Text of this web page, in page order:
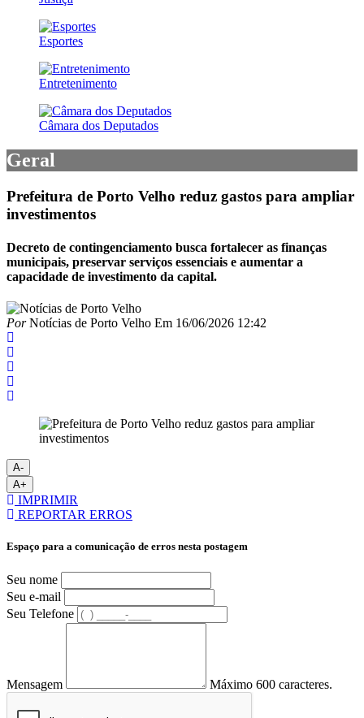
Esportes
Entretenimento
Câmara dos Deputados
Geral
Prefeitura de Porto Velho reduz gastos para ampliar
investimentos
Decreto de contingenciamento busca fortalecer as finanças
municipais, preservar serviços essenciais e aumentar a
capacidade de investimento da capital.
PorNotícias de Porto Velho Em 16/06/2026 12:42
A-
A+
IMPRIMIR
REPORTAR ERROS
Espaço para a comunicação de erros nesta postagem
Seu nome
Seu e-mail
Seu Telefone
Mensagem Máximo 600 caracteres.